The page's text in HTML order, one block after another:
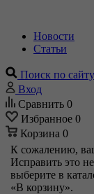
Новости
Статьи
Поиск по сайту
Вход
Сравнить 0
Избранное 0
Корзина 0
К сожалению,
Исправить это
выберите в
«В корзину».